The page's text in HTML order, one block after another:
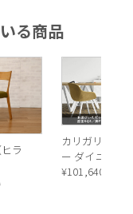
る商品
ラ
ラ
カリガリス イ
ー ダイニング
ア ／ Calligaris
¥101,640